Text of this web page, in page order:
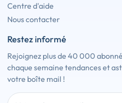
Centre d'aide
Nous contacter
Restez informé
Rejoignez plus de 40 000
chaque semaine tendances et
votre boîte mail !